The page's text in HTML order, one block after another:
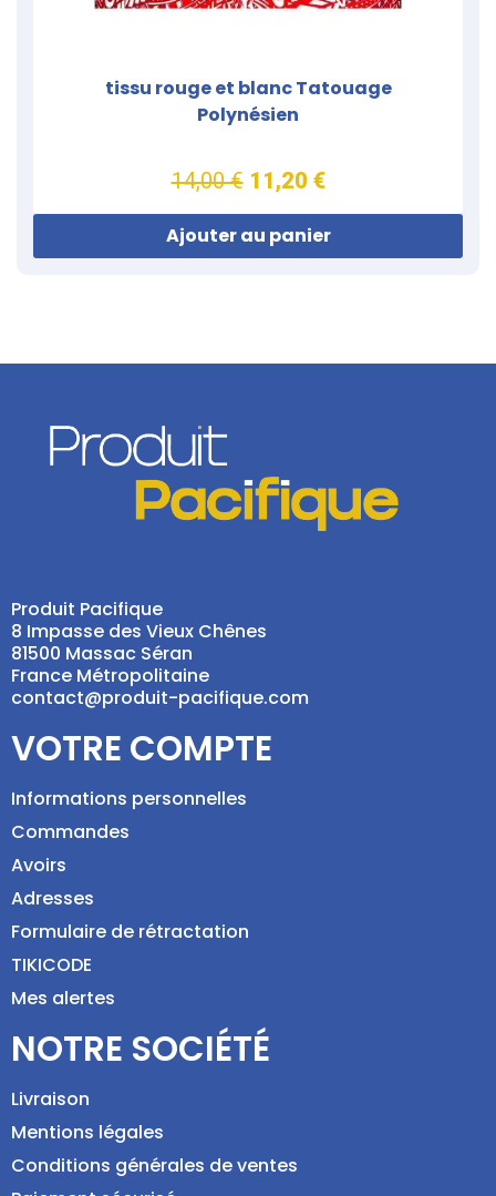
tissu rouge et blanc Tatouage
Polynésien
14,00 € 11,20 €
Ajouter au panier
Produit Pacifique
8 Impasse des Vieux Chênes
81500 Massac Séran
France Métropolitaine
contact@produit-pacifique.com
VOTRE COMPTE
Informations personnelles
Commandes
Avoirs
Adresses
Formulaire de rétractation
TIKICODE
Mes alertes
NOTRE SOCIÉTÉ
Livraison
Mentions légales
Conditions générales de ventes